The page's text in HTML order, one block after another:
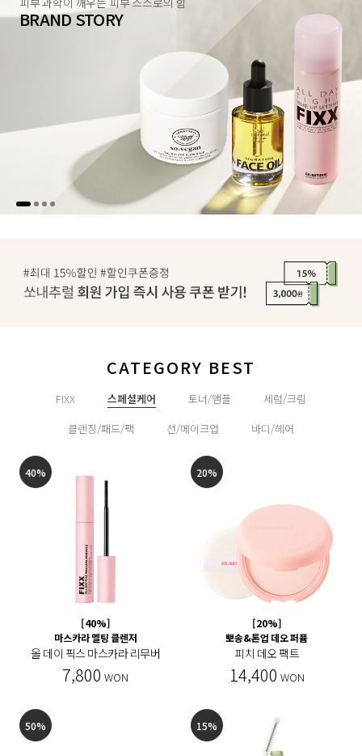
BRAND STORY
CATEGORY BEST
FIXX 스페셜케어 토너/앰플
세럼/크림
클렌징/패드/팩
선/메이크업 바디/헤어
40%
[40%]
마스카라 멜팅 클렌저
올 데이 픽스 마스카라 리무버
7,800 WON
20%
[20%]
뽀송&톤업 데오 퍼퓸
피치 데오 팩트
14,400 WON
50% 15%